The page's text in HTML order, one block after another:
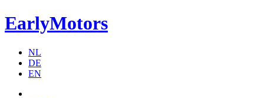
EarlyMotors
NL
DE
EN